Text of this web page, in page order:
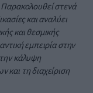
στενά
και αναλύει
και θεσμικής
εμπειρία στην
κάλυψη
και τη διαχείριση